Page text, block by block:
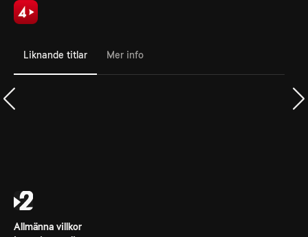
Liknande titlar Mer info
Allmänna villkor